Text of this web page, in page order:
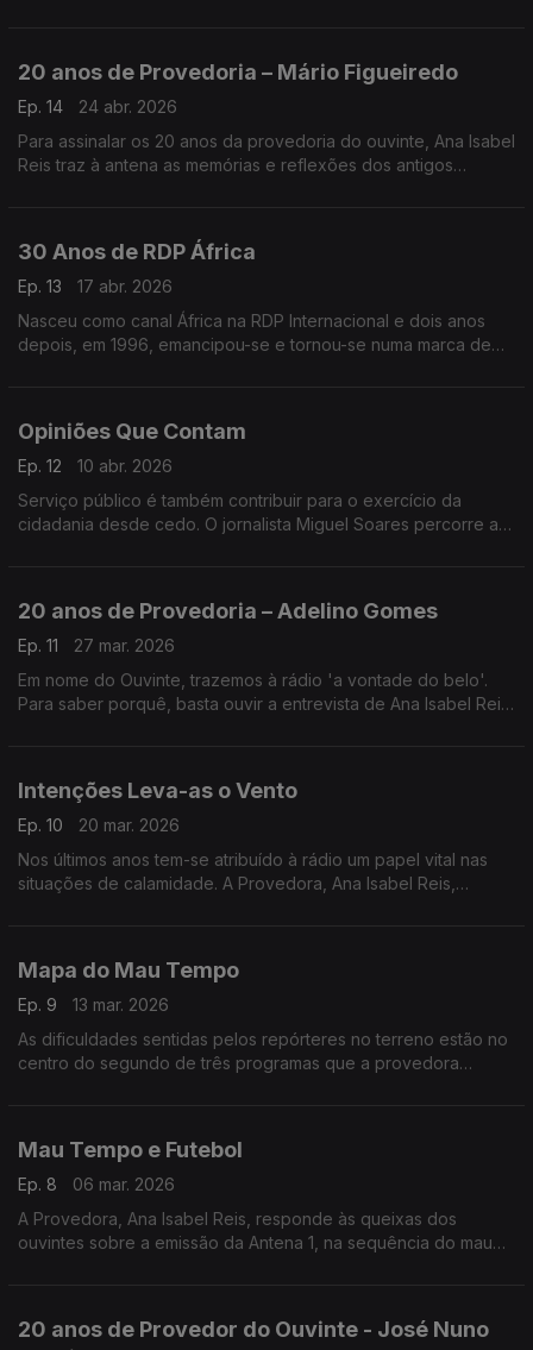
20 anos de Provedoria – Mário Figueiredo
Ep. 14
24 abr. 2026
Para assinalar os 20 anos da provedoria do ouvinte, Ana Isabel
Reis traz à antena as memórias e reflexões dos antigos
30 Anos de RDP África
Ep. 13
17 abr. 2026
Nasceu como canal África na RDP Internacional e dois anos
depois, em 1996, emancipou-se e tornou-se numa marca de
Opiniões Que Contam
Ep. 12
10 abr. 2026
Serviço público é também contribuir para o exercício da
cidadania desde cedo. O jornalista Miguel Soares percorre as
20 anos de Provedoria – Adelino Gomes
Ep. 11
27 mar. 2026
Em nome do Ouvinte, trazemos à rádio 'a vontade do belo'.
Para saber porquê, basta ouvir a entrevista de Ana Isabel Reis
Intenções Leva-as o Vento
Ep. 10
20 mar. 2026
Nos últimos anos tem-se atribuído à rádio um papel vital nas
situações de calamidade. A Provedora, Ana Isabel Reis,
Mapa do Mau Tempo
Ep. 9
13 mar. 2026
As dificuldades sentidas pelos repórteres no terreno estão no
centro do segundo de três programas que a provedora
Mau Tempo e Futebol
Ep. 8
06 mar. 2026
A Provedora, Ana Isabel Reis, responde às queixas dos
ouvintes sobre a emissão da Antena 1, na sequência do mau
20 anos de Provedor do Ouvinte - José Nuno